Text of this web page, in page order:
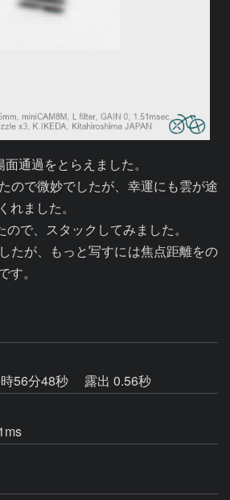
通過をとらえました。
ので微妙でしたが、幸運にも雲が途
れました。
で、スタックしてみました。
たが、もっと写すには焦点距離をの
。
56分48秒
露出 0.56秒